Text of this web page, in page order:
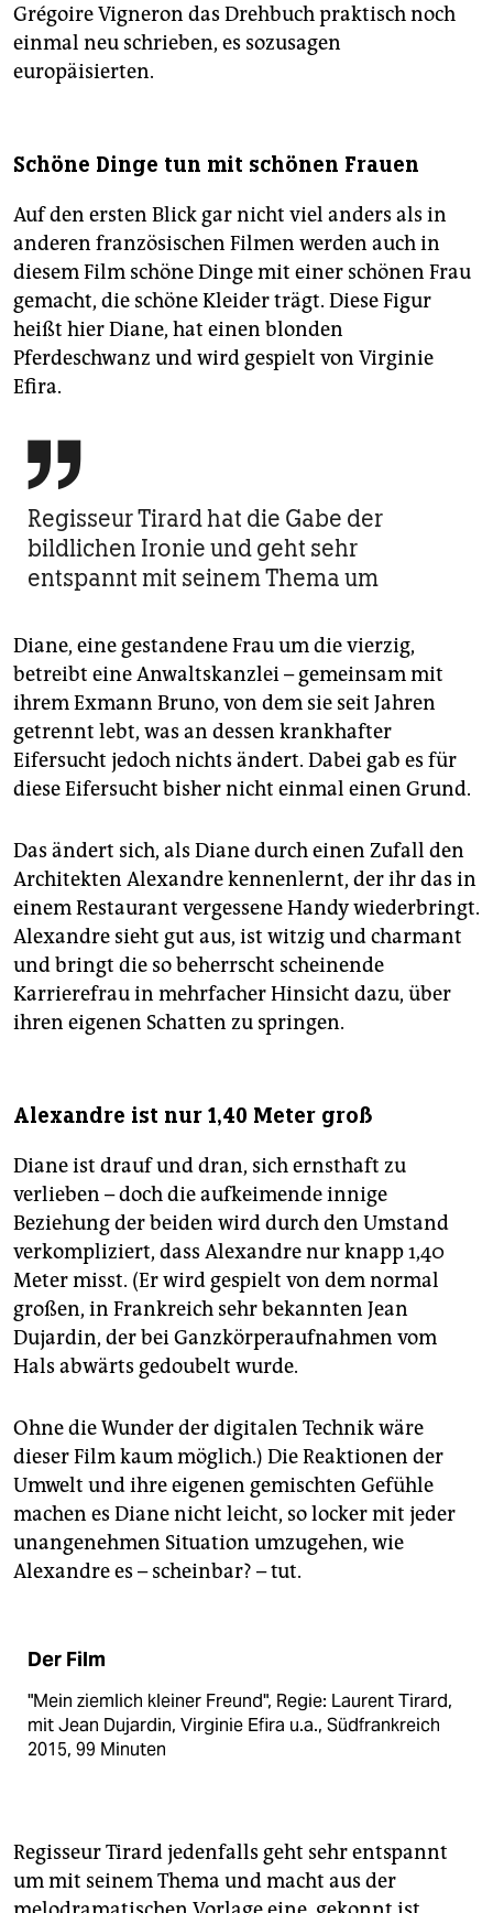
Grégoire Vigneron das Drehbuch praktisch noch
einmal neu schrieben, es sozusagen
europäisierten.
Schöne Dinge tun mit schönen Frauen
Auf den ersten Blick gar nicht viel anders als in
anderen französischen Filmen werden auch in
diesem Film schöne Dinge mit einer schönen Frau
gemacht, die schöne Kleider trägt. Diese Figur
heißt hier Diane, hat einen blonden
Pferdeschwanz und wird gespielt von Virginie
Efira.

Regisseur Tirard hat die Gabe der
bildlichen Ironie und geht sehr
entspannt mit seinem Thema um
Diane, eine gestandene Frau um die vierzig,
betreibt eine Anwaltskanzlei – gemeinsam mit
ihrem Exmann Bruno, von dem sie seit Jahren
getrennt lebt, was an dessen krankhafter
Eifersucht jedoch nichts ändert. Dabei gab es für
diese Eifersucht bisher nicht einmal einen Grund.
Das ändert sich, als Diane durch einen Zufall den
Architekten Alexandre kennenlernt, der ihr das in
einem Restaurant vergessene Handy wiederbringt.
Alexandre sieht gut aus, ist witzig und charmant
und bringt die so beherrscht scheinende
Karrierefrau in mehrfacher Hinsicht dazu, über
ihren eigenen Schatten zu springen.
Alexandre ist nur 1,40 Meter groß
Diane ist drauf und dran, sich ernsthaft zu
verlieben – doch die aufkeimende innige
Beziehung der beiden wird durch den Umstand
verkompliziert, dass Alexandre nur knapp 1,40
Meter misst. (Er wird gespielt von dem normal
großen, in Frankreich sehr bekannten Jean
Dujardin, der bei Ganzkörperaufnahmen vom
Hals abwärts gedoubelt wurde.
Ohne die Wunder der digitalen Technik wäre
dieser Film kaum möglich.) Die Reaktionen der
Umwelt und ihre eigenen gemischten Gefühle
machen es Diane nicht leicht, so locker mit jeder
unangenehmen Situation umzugehen, wie
Alexandre es – scheinbar? – tut.
Der Film
"Mein ziemlich kleiner Freund", Regie: Laurent Tirard,
mit Jean Dujardin, Virginie Efira u.a., Südfrankreich
2015, 99 Minuten
Regisseur Tirard jedenfalls geht sehr entspannt
um mit seinem Thema und macht aus der